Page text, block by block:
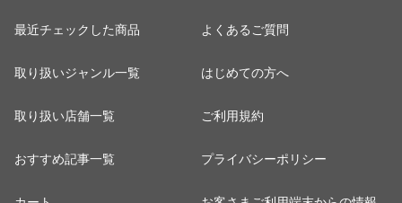
最近チェックした商品
取り扱いジャンル一覧
取り扱い店舗一覧
おすすめ記事一覧
よくあるご質問
はじめての方へ
ご利用規約
プライバシーポリシー